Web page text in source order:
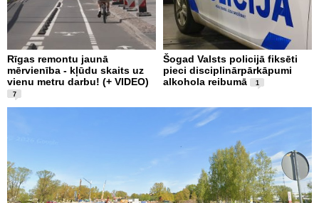
Rīgas remontu jaunā
mērvienība - kļūdu skaits uz
vienu metru darbu! (+ VIDEO)
7
Šogad Valsts policijā fiksēti
pieci disciplinārpārkāpumi
alkohola reibumā
1